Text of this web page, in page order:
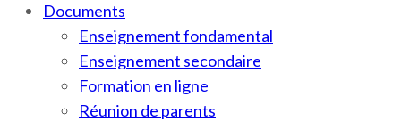
Documents
Enseignement fondamental
Enseignement secondaire
Formation en ligne
Réunion de parents